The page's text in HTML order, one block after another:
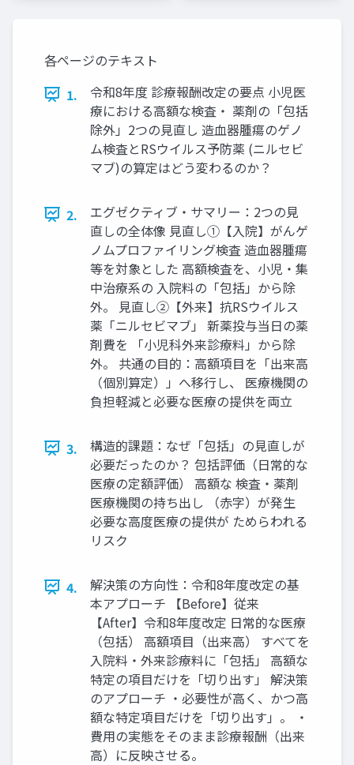
各ページのテキスト
1.
令和8年度 診療報酬改定の要点 小児医
療における高額な検査・ 薬剤の「包括
除外」2つの見直し 造血器腫瘍のゲノ
ム検査とRSウイルス予防薬 (ニルセビ
マブ)の算定はどう変わるのか？
2.
エグゼクティブ・サマリー：2つの見
直しの全体像 見直し①【入院】がんゲ
ノムプロファイリング検査 造血器腫瘍
等を対象とした 高額検査を、小児・集
中治療系の 入院料の「包括」から除
外。 見直し②【外来】抗RSウイルス
薬「ニルセビマブ」 新薬投与当日の薬
剤費を 「小児科外来診療料」から除
外。 共通の目的：高額項目を「出来高
（個別算定）」へ移行し、 医療機関の
負担軽減と必要な医療の提供を両立
3.
構造的課題：なぜ「包括」の見直しが
必要だったのか？ 包括評価（日常的な
医療の定額評価） 高額な 検査・薬剤
医療機関の持ち出し （赤字）が発生
必要な高度医療の提供が ためらわれる
リスク
4.
解決策の方向性：令和8年度改定の基
本アプローチ 【Before】従来
【After】令和8年度改定 日常的な医療
（包括） 高額項目（出来高） すべてを
入院料・外来診療料に「包括」 高額な
特定の項目だけを「切り出す」 解決策
のアプローチ ・必要性が高く、かつ高
額な特定項目だけを「切り出す」。 ・
費用の実態をそのまま診療報酬（出来
高）に反映させる。